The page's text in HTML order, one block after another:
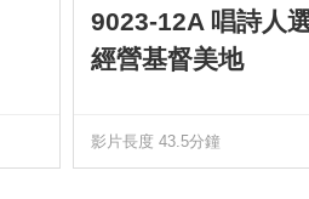
9023-12A 唱詩人
經營基督美地
影片長度 43.5分鐘